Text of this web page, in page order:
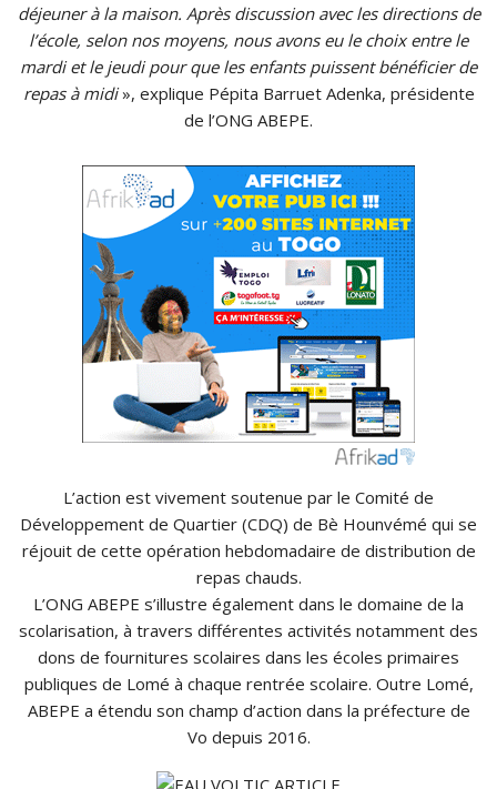
déjeuner à la maison. Après discussion avec les directions de
l’école, selon nos moyens, nous avons eu le choix entre le
mardi et le jeudi pour que les enfants puissent bénéficier de
repas à midi», explique Pépita Barruet Adenka, présidente
de l’ONG ABEPE.
L’action est vivement soutenue par le Comité de
Développement de Quartier (CDQ) de Bè Hounvémé qui se
réjouit de cette opération hebdomadaire de distribution de
repas chauds.
L’ONG ABEPE s’illustre également dans le domaine de la
scolarisation, à travers différentes activités notamment des
dons de fournitures scolaires dans les écoles primaires
publiques de Lomé à chaque rentrée scolaire. Outre Lomé,
ABEPE a étendu son champ d’action dans la préfecture de
Vo depuis 2016.